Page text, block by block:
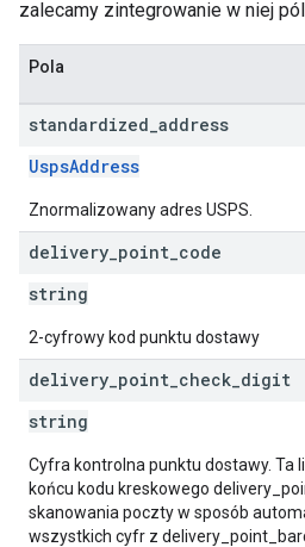
zalecamy zintegrowanie w niej
Pola
standardized address
UspsAddress
Znormalizowany adres USPS.
delivery point code
string
2-cyfrowy kod punktu dostawy
delivery point check digit
string
Cyfra kontrolna punktu dostawy. Ta
końcu kodu kreskowego
skanowania poczty w sposób
wszystkich cyfr z